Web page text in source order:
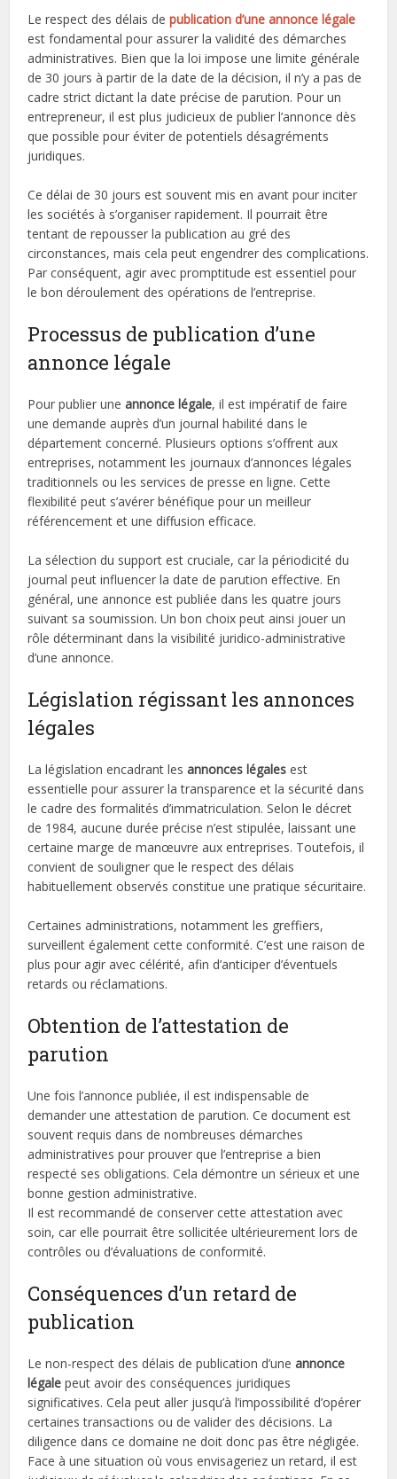
Le respect des délais depublication d’une annonce légale
est fondamental pour assurer la validité des démarches
administratives. Bien que la loi impose une limite générale
de 30 jours à partir de la date de la décision, il n’y a pas de
cadre strict dictant la date précise de parution. Pour un
entrepreneur, il est plus judicieux de publier l’annonce dès
que possible pour éviter de potentiels désagréments
juridiques.
Ce délai de 30 jours est souvent mis en avant pour inciter
les sociétés à s’organiser rapidement. Il pourrait être
tentant de repousser la publication au gré des
circonstances, mais cela peut engendrer des complications.
Par conséquent, agir avec promptitude est essentiel pour
le bon déroulement des opérations de l’entreprise.
Processus de publication d’une
annonce légale
Pour publier uneannonce légale, il est impératif de faire
une demande auprès d’un journal habilité dans le
département concerné. Plusieurs options s’offrent aux
entreprises, notamment les journaux d’annonces légales
traditionnels ou les services de presse en ligne. Cette
flexibilité peut s’avérer bénéfique pour un meilleur
référencement et une diffusion efficace.
La sélection du support est cruciale, car la périodicité du
journal peut influencer la date de parution effective. En
général, une annonce est publiée dans les quatre jours
suivant sa soumission. Un bon choix peut ainsi jouer un
rôle déterminant dans la visibilité juridico-administrative
d’une annonce.
Législation régissant les annonces
légales
La législation encadrant lesannonces légales est
essentielle pour assurer la transparence et la sécurité dans
le cadre des formalités d’immatriculation. Selon le décret
de 1984, aucune durée précise n’est stipulée, laissant une
certaine marge de manœuvre aux entreprises. Toutefois, il
convient de souligner que le respect des délais
habituellement observés constitue une pratique sécuritaire.
Certaines administrations, notamment les greffiers,
surveillent également cette conformité. C’est une raison de
plus pour agir avec célérité, afin d’anticiper d’éventuels
retards ou réclamations.
Obtention de l’attestation de
parution
Une fois l’annonce publiée, il est indispensable de
demander une attestation de parution. Ce document est
souvent requis dans de nombreuses démarches
administratives pour prouver que l’entreprise a bien
respecté ses obligations. Cela démontre un sérieux et une
bonne gestion administrative.
Il est recommandé de conserver cette attestation avec
soin, car elle pourrait être sollicitée ultérieurement lors de
contrôles ou d’évaluations de conformité.
Conséquences d’un retard de
publication
Le non-respect des délais de publication d’uneannonce
légale peut avoir des conséquences juridiques
significatives. Cela peut aller jusqu’à l’impossibilité d’opérer
certaines transactions ou de valider des décisions. La
diligence dans ce domaine ne doit donc pas être négligée.
Face à une situation où vous envisageriez un retard, il est